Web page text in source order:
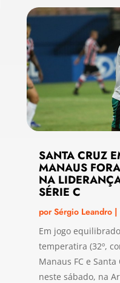
SANTA CRUZ
MANAUS
NA
SÉRIE C
porSérgio Leandro|
Em jogo
temperatira (32º,
Manaus FC e
neste sábado, na